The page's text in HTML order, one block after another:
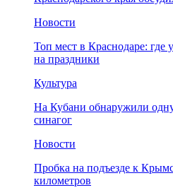
Новости
Топ мест в Краснодаре:
на праздники
Культура
На Кубани обнаружили
синагог
Новости
Пробка на подъезде к
километров